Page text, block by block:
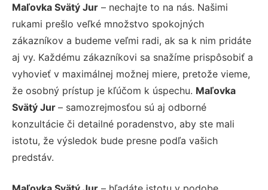
Maľovka Svätý Jur – nechajte to na nás. Našimi
rukami prešlo veľké množstvo spokojných
zákazníkov a budeme veľmi radi, ak sa k nim pridáte
aj vy. Každému zákazníkovi sa snažíme prispôsobiť a
vyhovieť v maximálnej možnej miere, pretože vieme,
že osobný prístup je kľúčom k úspechu. Maľovka
Svätý Jur – samozrejmosťou sú aj odborné
konzultácie či detailné poradenstvo, aby ste mali
istotu, že výsledok bude presne podľa vašich
predstáv.